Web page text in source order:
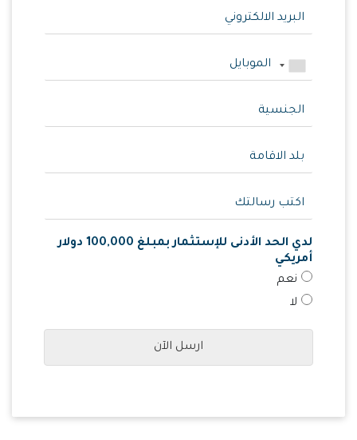
لدي الحد الأدنى للإستثمار بمبلغ 100,000 دولار
أمريكي
نعم
لا
ارسل الآن